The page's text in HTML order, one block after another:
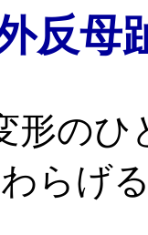
反母
形のひ
らげ